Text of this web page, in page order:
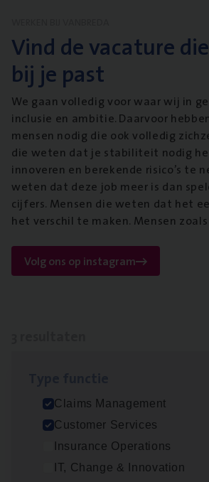
Vind de vacature
bij je past
We gaan volledig voor waar wij in
inclusie en ambitie. Daarvoor
mensen nodig die ook volledig
die weten dat je stabiliteit nodig
innoveren en berekende risico’s te
weten dat deze job meer is dan
cijfers. Mensen die weten dat het
het verschil te maken. Mensen
Volg ons op instagram
Claims Management
Customer Services
Insurance Operations
IT, Change & Innovation
Claims­hand­ler Fleet&
Claims Management
Antwerpen